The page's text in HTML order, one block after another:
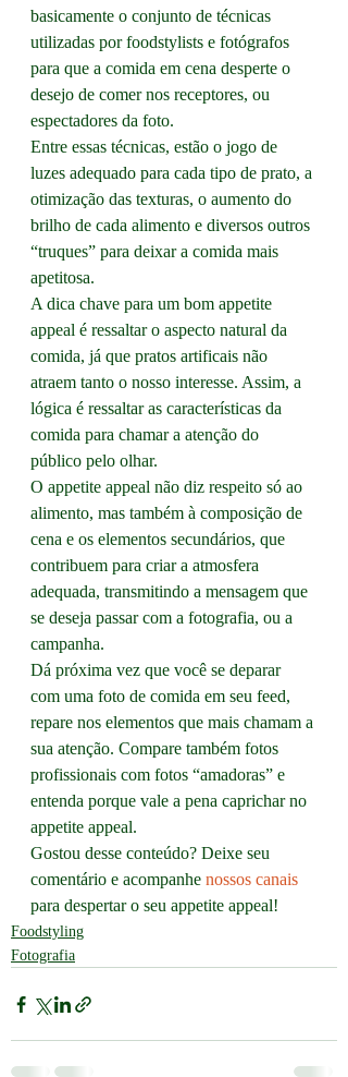
basicamente o conjunto de técnicas
utilizadas por foodstylists e fotógrafos
para que a comida em cena desperte o
desejo de comer nos receptores, ou
espectadores da foto.
Entre essas técnicas, estão o jogo de
luzes adequado para cada tipo de prato, a
otimização das texturas, o aumento do
brilho de cada alimento e diversos outros
“truques” para deixar a comida mais
apetitosa.
A dica chave para um bom appetite
appeal é ressaltar o aspecto natural da
comida, já que pratos artificais não
atraem tanto o nosso interesse. Assim, a
lógica é ressaltar as características da
comida para chamar a atenção do
público pelo olhar.
O appetite appeal não diz respeito só ao
alimento, mas também à composição de
cena e os elementos secundários, que
contribuem para criar a atmosfera
adequada, transmitindo a mensagem que
se deseja passar com a fotografia, ou a
campanha.
Dá próxima vez que você se deparar
com uma foto de comida em seu feed,
repare nos elementos que mais chamam a
sua atenção. Compare também fotos
profissionais com fotos “amadoras” e
entenda porque vale a pena caprichar no
appetite appeal.
Gostou desse conteúdo? Deixe seu
comentário e acompanhe nossos canais
para despertar o seu appetite appeal!
Foodstyling
Fotografia